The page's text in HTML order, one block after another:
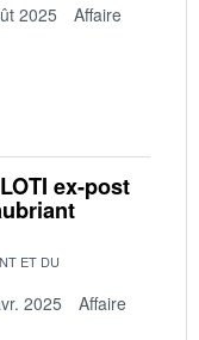
2025
Affaire
ex-post
ET DU
2025
Affaire